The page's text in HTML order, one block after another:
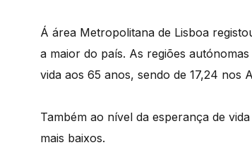
Á área Metropolitana de Lisboa
a maior do país. As regiões
vida aos 65 anos, sendo de 17,24 nos
Também ao nível da esperança de
mais baixos.